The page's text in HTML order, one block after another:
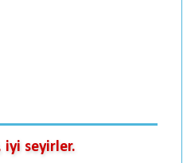
seyirler.